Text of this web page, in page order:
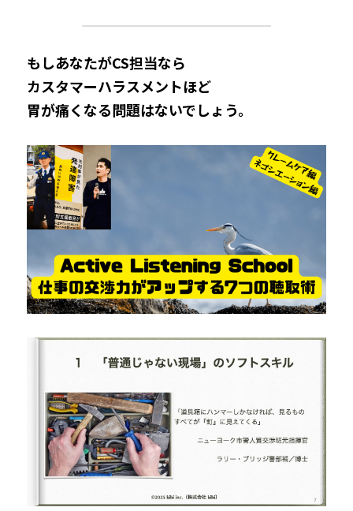
もしあなたがCS担当なら
カスタマーハラスメントほど
胃が痛くなる問題はないでしょう。